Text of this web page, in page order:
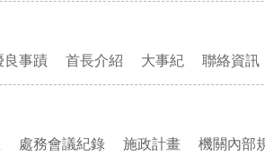
良事蹟 首長介紹 大事紀 聯絡資訊
處務會議紀錄 施政計畫 機關內部